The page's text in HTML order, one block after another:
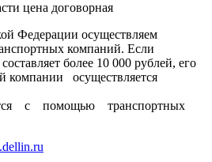
цена договорная­
Федерации осуществля­ем
компаний. Если
более 10 000 рублей, его
компании осуществля­ется
с помощью транспортн­ых